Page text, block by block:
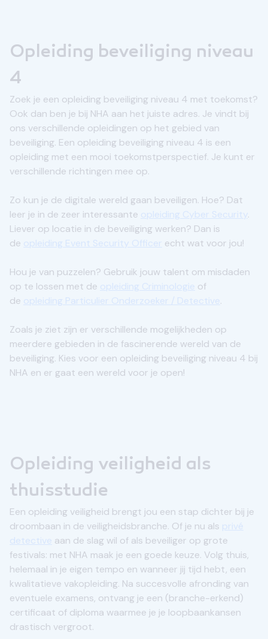
Opleiding beveiliging niveau
4
Zoek je een opleiding beveiliging niveau 4 met toekomst?
Ook dan ben je bij NHA aan het juiste adres. Je vindt bij
ons verschillende opleidingen op het gebied van
beveiliging. Een opleiding beveiliging niveau 4 is een
opleiding met een mooi toekomstperspectief. Je kunt er
verschillende richtingen mee op.
Zo kun je de digitale wereld gaan beveiligen. Hoe? Dat
leer je in de zeer interessante opleiding Cyber Security.
Liever op locatie in de beveiliging werken? Dan is
de opleiding Event Security Officer echt wat voor jou!
Hou je van puzzelen? Gebruik jouw talent om misdaden
op te lossen met de opleiding Criminologie of
de opleiding Particulier Onderzoeker / Detective.
Zoals je ziet zijn er verschillende mogelijkheden op
meerdere gebieden in de fascinerende wereld van de
beveiliging. Kies voor een opleiding beveiliging niveau 4 bij
NHA en er gaat een wereld voor je open!
Opleiding veiligheid als
thuisstudie
Een opleiding veiligheid brengt jou een stap dichter bij je
droombaan in de veiligheidsbranche. Of je nu als privé
detective aan de slag wil of als beveiliger op grote
festivals: met NHA maak je een goede keuze. Volg thuis,
helemaal in je eigen tempo en wanneer jij tijd hebt, een
kwalitatieve vakopleiding. Na succesvolle afronding van
eventuele examens, ontvang je een (branche-erkend)
certificaat of diploma waarmee je je loopbaankansen
drastisch vergroot.